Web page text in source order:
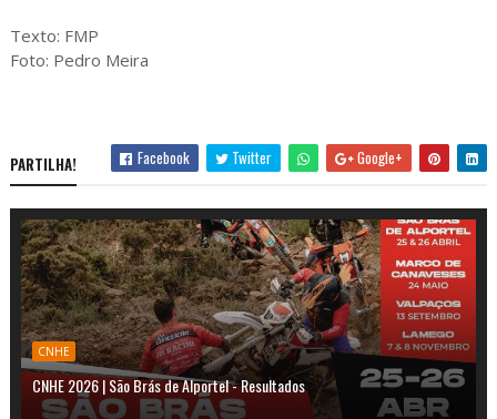
Texto: FMP
Foto: Pedro Meira
PARTILHA! Facebook Twitter Google+
CNHE
CNHE 2026 | São Brás de Alportel - Resultados